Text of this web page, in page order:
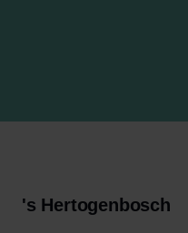
's Hertogenbosch